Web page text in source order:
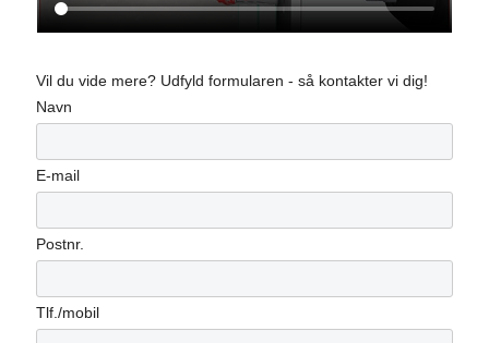
Vil du vide mere? Udfyld formularen - så kontakter vi dig!
Navn
E-mail
Postnr.
Tlf./mobil